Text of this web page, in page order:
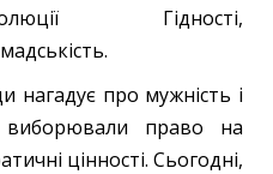
Гідності,
нагадує про мужність і
виборювали право на
цінності. Сьогодні,